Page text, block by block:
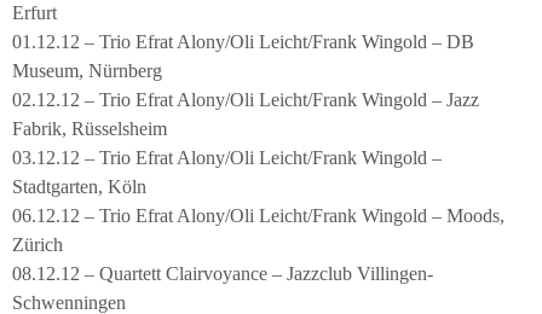
Erfurt
01.12.12 – Trio Efrat Alony/Oli Leicht/Frank Wingold – DB
Museum, Nürnberg
02.12.12 – Trio Efrat Alony/Oli Leicht/Frank Wingold – Jazz
Fabrik, Rüsselsheim
03.12.12 – Trio Efrat Alony/Oli Leicht/Frank Wingold –
Stadtgarten, Köln
06.12.12 – Trio Efrat Alony/Oli Leicht/Frank Wingold – Moods,
Zürich
08.12.12 – Quartett Clairvoyance – Jazzclub Villingen-
Schwenningen